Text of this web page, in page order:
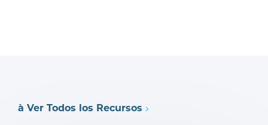
à Ver Todos los Recursos